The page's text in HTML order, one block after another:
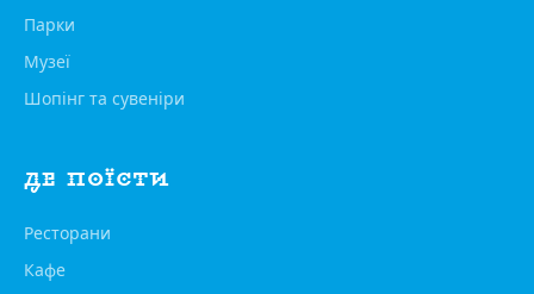
Парки
Музеї
Шопінг та сувеніри
ДЕ ПОЇСТИ
Ресторани
Кафе